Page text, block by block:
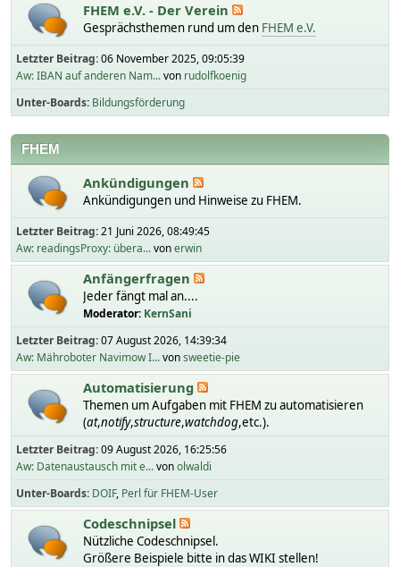
FHEM e.V. - Der Verein
Gesprächsthemen rund um den FHEM e.V.
Letzter Beitrag:06 November 2025, 09:05:39
Aw: IBAN auf anderen Nam...von rudolfkoenig
Unter-Boards Bildungsförderung
FHEM
Ankündigungen
Ankündigungen und Hinweise zu FHEM.
Letzter Beitrag:21 Juni 2026, 08:49:45
Aw: readingsProxy: übera...vonerwin
Anfängerfragen
Jeder fängt mal an....
Moderator: KernSani
Letzter Beitrag:07 August 2026, 14:39:34
Aw: Mähroboter Navimow I...vonsweetie-pie
Automatisierung
Themen um Aufgaben mit FHEM zu automatisieren
(at,notify,structure,watchdog,etc.).
Letzter Beitrag:09 August 2026, 16:25:56
Aw: Datenaustausch mit e...vonolwaldi
Unter-Boards DOIF Perl für FHEM-User
Codeschnipsel
Nützliche Codeschnipsel.
Größere Beispiele bitte in das WIKI stellen!